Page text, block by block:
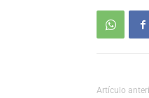
Artículo